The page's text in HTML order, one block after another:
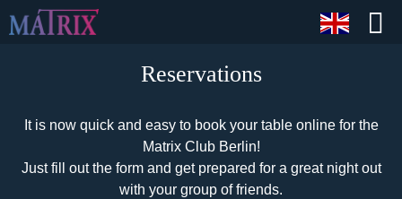
Reservations
It is now quick and easy to book your table online for the
Matrix Club Berlin!
Just fill out the form and get prepared for a great night out
with your group of friends.